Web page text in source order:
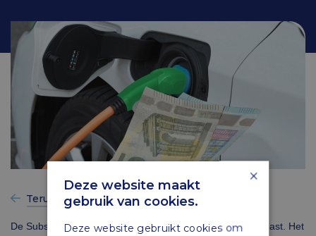
Terug naar vorige
De Subsidieregeling elektrische personenauto’s is aangepast. Het
×
Deze website maakt
gebruik van cookies.
Deze website gebruikt cookies om